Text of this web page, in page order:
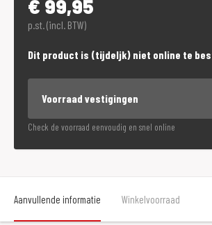
€ 99,95
p.st. (incl. BTW)
Dit product is (tijdeljk) niet online te
Voorraad vestigingen
Check de voorraad eenvoudig en snel online
Aanvullende informatie Winkelvoorraad